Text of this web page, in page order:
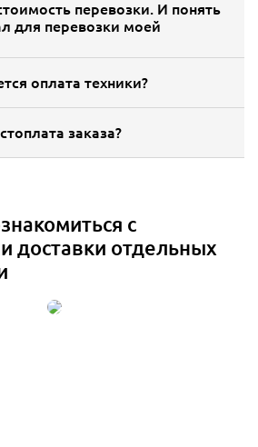
перевозки. И понять
для перевозки моей
оплата техники?
заказа?
с
доставки отдельных